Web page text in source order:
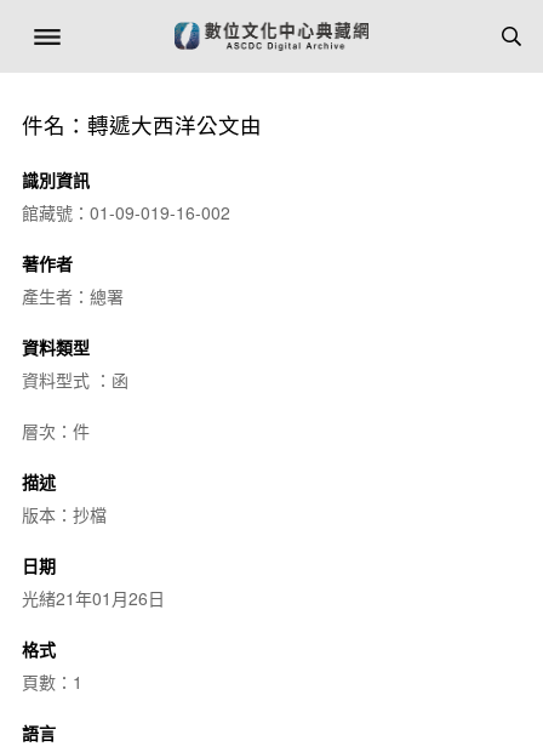
件名：轉遞大西洋公文由
識別資訊
館藏號：01-09-019-16-002
著作者
產生者：總署
資料類型
資料型式 ：函
層次：件
描述
版本：抄檔
日期
光緒21年01月26日
格式
頁數：1
語言